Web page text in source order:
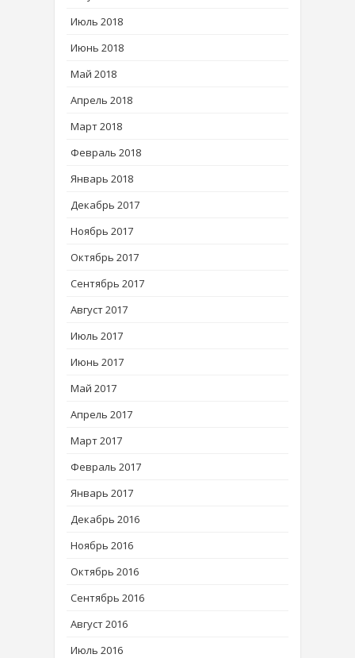
Июль 2018
Июнь 2018
Май 2018
Апрель 2018
Март 2018
Февраль 2018
Январь 2018
Декабрь 2017
Ноябрь 2017
Октябрь 2017
Сентябрь 2017
Август 2017
Июль 2017
Июнь 2017
Май 2017
Апрель 2017
Март 2017
Февраль 2017
Январь 2017
Декабрь 2016
Ноябрь 2016
Октябрь 2016
Сентябрь 2016
Август 2016
Июль 2016